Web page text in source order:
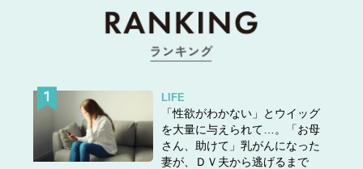
LIFE
「性欲がわかない」とウイッグ
を大量に与えられて…。「お母
さん、助けて」乳がんになった
妻が、ＤＶ夫から逃げるまで